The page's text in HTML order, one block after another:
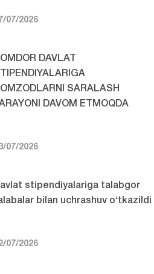
07/2026
DAVLAT
SARALASH
DAVOM ETMOQDA
07/2026
stipendiyalariga talabgor
bilan uchrashuv o‘tkazildi
07/2026